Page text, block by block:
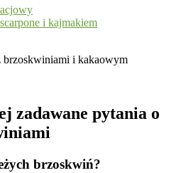
i kajmakiem
zadawane pytania o
brzoskwiń?